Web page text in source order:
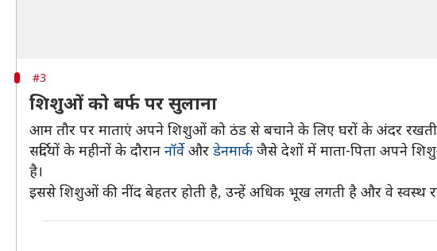
#3
शिशुओं को बर्फ पर सुलाना
आम तौर पर माताएं अपने शिशुओं को ठंड से बचाने के लिए घरों के अंदर रखती हैं।
सर्दियों के महीनों के दौरान नॉर्वेऔर डेनमार्क जैसे देशों में माता-पिता अपने
है।
इससे शिशुओं की नींद बेहतर होती है, उन्हें अधिक भूख लगती है और वे स्वस्थ